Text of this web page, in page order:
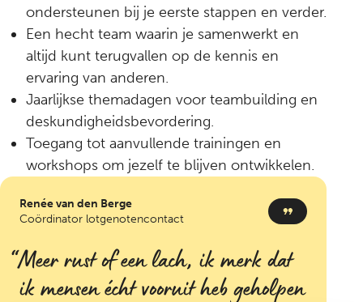
ondersteunen bij je eerste stappen en verder.
Een hecht team waarin je samenwerkt en
altijd kunt terugvallen op de kennis en
ervaring van anderen.
Jaarlijkse themadagen voor teambuilding en
deskundigheidsbevordering.
Toegang tot aanvullende trainingen en
workshops om jezelf te blijven ontwikkelen.
Meer rust of een lach; ik merk dat
ik mensen écht vooruit heb geholpen
Renée van den Berge
Coördinator lotgenotencontact